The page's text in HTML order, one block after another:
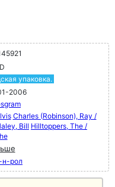
упаковка.
2006
Charles (Robinson), Ray /
Bill Hilltoppers, The /
н-poл